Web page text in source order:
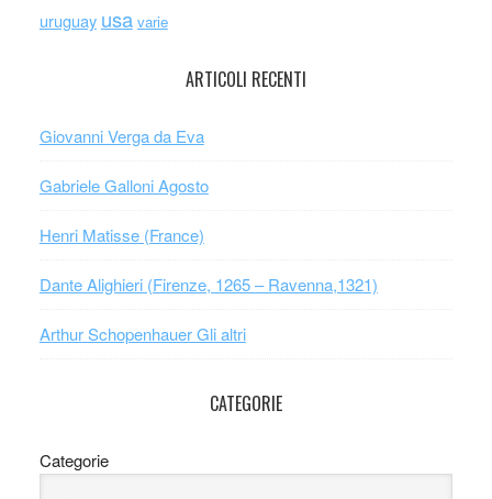
uruguay usa varie
ARTICOLI RECENTI
Giovanni Verga da Eva
Gabriele Galloni Agosto
Henri Matisse (France)
Dante Alighieri (Firenze, 1265 – Ravenna,1321)
Arthur Schopenhauer Gli altri
CATEGORIE
Categorie